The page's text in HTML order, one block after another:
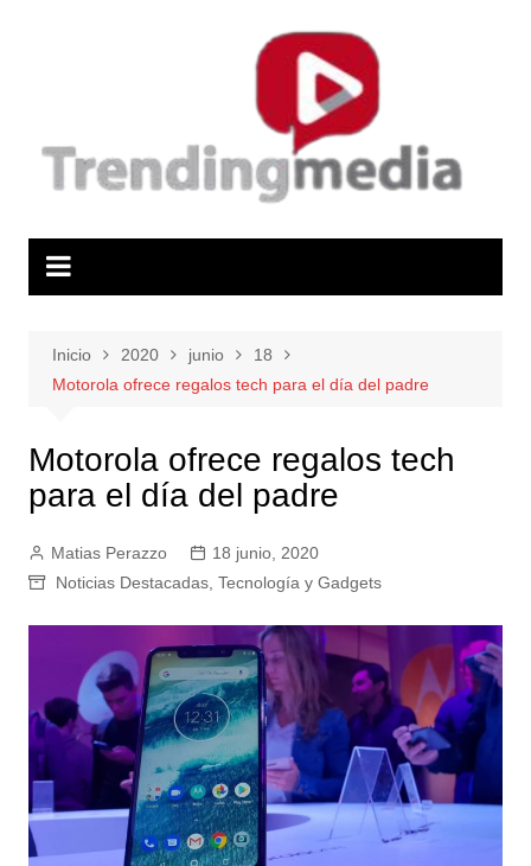
Inicio 2020 junio
18
Motorola ofrece regalos tech para el día del padre
Motorola ofrece regalos tech
para el día del padre
Matias Perazzo
18 junio, 2020
Noticias Destacadas, Tecnología y Gadgets